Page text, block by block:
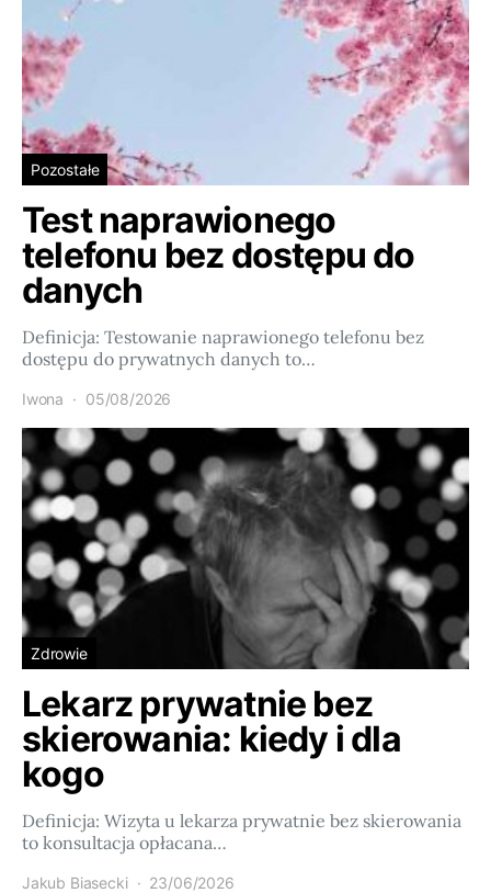
Pozostałe
Test naprawionego
telefonu bez dostępu do
danych
Definicja: Testowanie naprawionego telefonu bez
dostępu do prywatnych danych to…
Iwona 05/08/2026
Zdrowie
Lekarz prywatnie bez
skierowania: kiedy i dla
kogo
Definicja: Wizyta u lekarza prywatnie bez skierowania
to konsultacja opłacana…
Jakub Biasecki 23/06/2026